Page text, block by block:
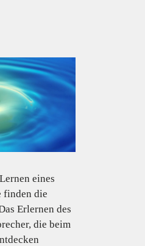
eines
finden die
Erlernen des
die beim